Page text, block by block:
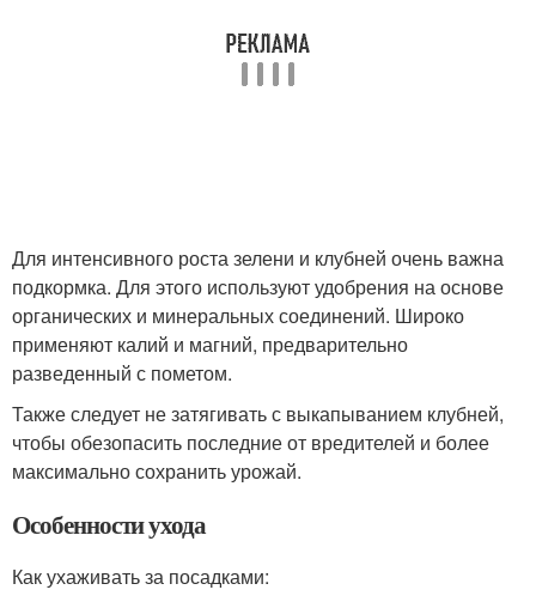
Для интенсивного роста зелени и клубней очень важна
подкормка. Для этого используют удобрения на основе
органических и минеральных соединений. Широко
применяют калий и магний, предварительно
разведенный с пометом.
Также следует не затягивать с выкапыванием клубней,
чтобы обезопасить последние от вредителей и более
максимально сохранить урожай.
Особенности ухода
Как ухаживать за посадками: